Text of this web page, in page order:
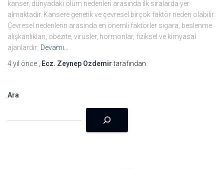
kanser, dünyadaki ölüm nedenleri arasında ilk sıralarda yer
almaktadır. Kansere genetik ve çevresel birçok faktör neden olabilir.
Çevresel nedenlerin arasında en önemli faktörler sigara, beslenme
alışkanlıkları, obezite, virüsler, hormonlar, fiziksel ve kimyasal
ajanlardır. Devamı…
4 yıl önce Ecz. Zeynep Ozdemirtarafından
Ara